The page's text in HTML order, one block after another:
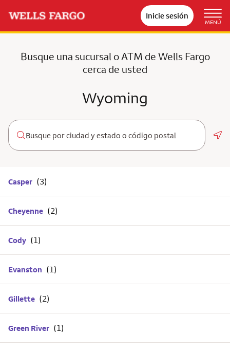
Inicie sesión
MENÚ
Busque una sucursal o ATM de Wells Fargo
cerca de usted
Wyoming
Casper
Cheyenne
Cody
Evanston
Gillette
Green River